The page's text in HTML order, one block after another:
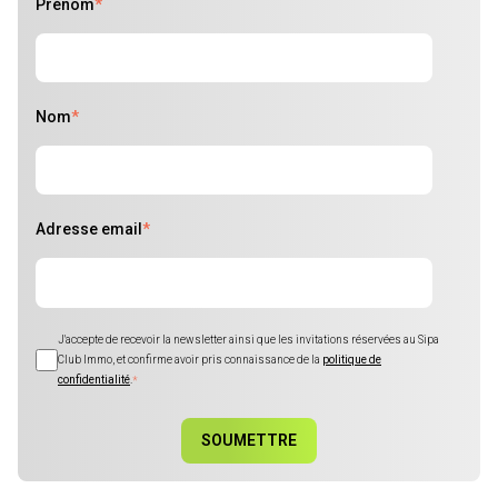
Prénom*
Nom*
Adresse email *
J'accepte de recevoir la newsletter ainsi que les invitations réservées au Sipa
Club Immo, et confirme avoir pris connaissance de la politique de
confidentialité*